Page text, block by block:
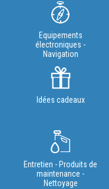
Equipements
électroniques -
Navigation
Idées cadeaux
Entretien - Produits de
maintenance -
Nettoyage